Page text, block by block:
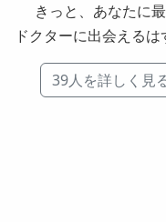
きっと、あなたに
ドクターに出会えるは
39人を詳しく見